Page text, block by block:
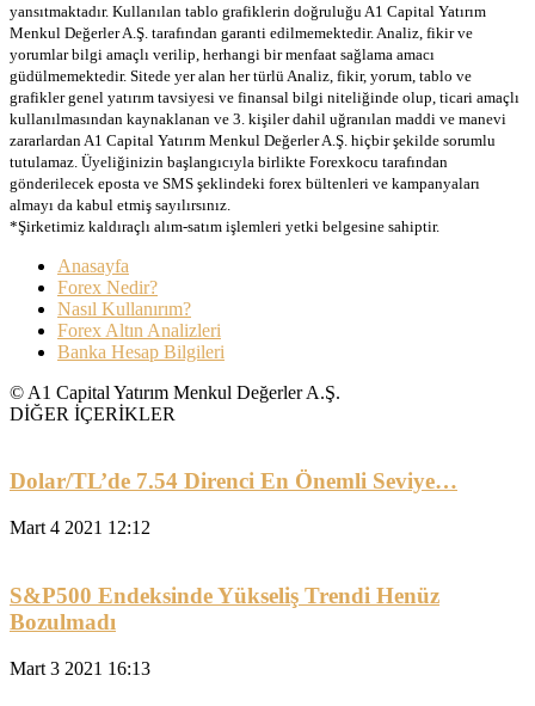
yansıtmaktadır. Kullanılan tablo grafiklerin doğruluğu A1 Capital Yatırım
Menkul Değerler A.Ş. tarafından garanti edilmemektedir. Analiz, fikir ve
yorumlar bilgi amaçlı verilip, herhangi bir menfaat sağlama amacı
güdülmemektedir. Sitede yer alan her türlü Analiz, fikir, yorum, tablo ve
grafikler genel yatırım tavsiyesi ve finansal bilgi niteliğinde olup, ticari amaçlı
kullanılmasından kaynaklanan ve 3. kişiler dahil uğranılan maddi ve manevi
zararlardan A1 Capital Yatırım Menkul Değerler A.Ş. hiçbir şekilde sorumlu
tutulamaz. Üyeliğinizin başlangıcıyla birlikte Forexkocu tarafından
gönderilecek eposta ve SMS şeklindeki forex bültenleri ve kampanyaları
almayı da kabul etmiş sayılırsınız.
*Şirketimiz kaldıraçlı alım-satım işlemleri yetki belgesine sahiptir.
Anasayfa
Forex Nedir?
Nasıl Kullanırım?
Forex Altın Analizleri
Banka Hesap Bilgileri
© A1 Capital Yatırım Menkul Değerler A.Ş.
DİĞER İÇERİKLER
Dolar/TL’de 7.54 Direnci En Önemli Seviye…
Mart 4 2021 12:12
S&P500 Endeksinde Yükseliş Trendi Henüz
Bozulmadı
Mart 3 2021 16:13